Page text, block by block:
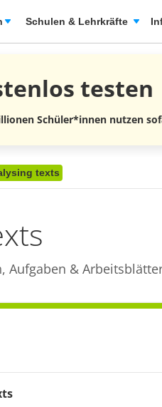
Schulen & Lehrkräfte
testen
Schüler*innen nutzen
texts
Aufgaben &